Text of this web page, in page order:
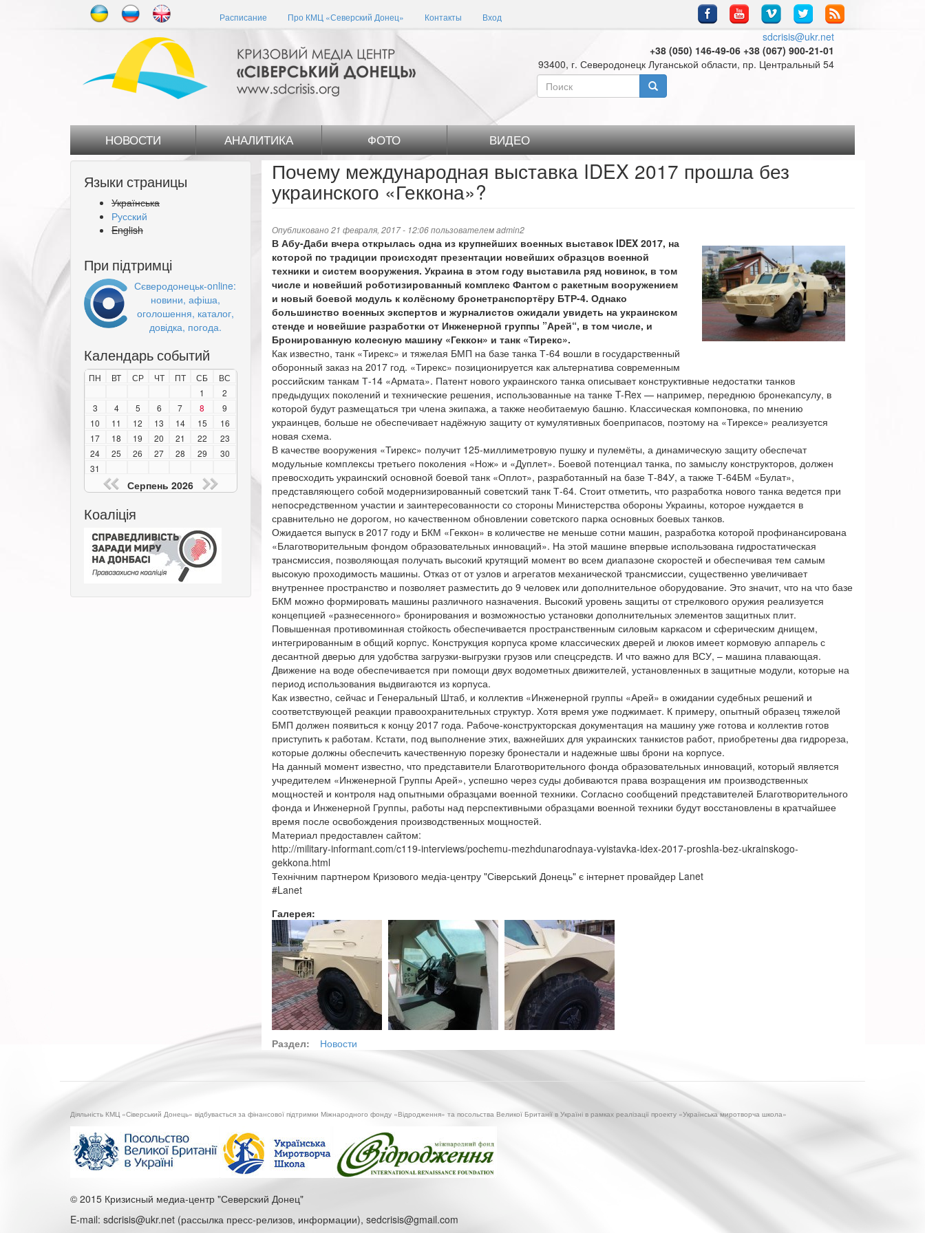
Расписание Про КМЦ «Северский Донец» Контакты Вход
sdcrisis@ukr.net
+38 (050) 146-49-06 +38 (067) 900-21-01
93400, г. Северодонецк Луганськой области, пр. Центральный 54
Форма
поиска
НОВОСТИ АНАЛИТИКА ФОТО ВИДЕО
Языки страницы
Українська
Русский
English
При підтримці
Сєверодонецьк-online:
новини, афіша,
оголошення, каталог,
довідка, погода.
Календарь событий
ПН ВТ СР ЧТ ПТ СБ
ВС
1
2
3
4 5 6 7 8
9
10
11 12 13 14 15
16
17
18 19 20 21 22
23
24
25 26 27 28 29
30
31
Серпень 2026
Коаліція
Почему международная выставка IDEX 2017 прошла без
украинского «Геккона»?
Опубликовано 21 февраля, 2017 - 12:06 пользователемadmin2
В Абу-Даби вчера открылась одна из крупнейших военных выставок IDEX 2017, на
которой по традиции происходят презентации новейших образцов военной
техники и систем вооружения. Украина в этом году выставила ряд новинок, в том
числе и новейший роботизированный комплекс Фантом с ракетным вооружением
и новый боевой модуль к колёсному бронетранспортёру БТР-4. Однако
большинство военных экспертов и журналистов ожидали увидеть на украинском
стенде и новейшие разработки от Инженерной группы ”Арей“, в том числе, и
Бронированную колесную машину «Геккон» и танк «Тирекс».
Как известно, танк «Тирекс» и тяжелая БМП на базе танка Т-64 вошли в государственный
оборонный заказ на 2017 год. «Тирекс» позиционируется как альтернатива современным
российским танкам Т-14 «Армата». Патент нового украинского танка описывает конструктивные недостатки танков
предыдущих поколений и технические решения, использованные на танке T-Rex — например, переднюю бронекапсулу, в
которой будут размещаться три члена экипажа, а также необитаемую башню. Классическая компоновка, по мнению
украинцев, больше не обеспечивает надёжную защиту от кумулятивных боеприпасов, поэтому на «Тирексе» реализуется
новая схема.
В качестве вооружения «Тирекс» получит 125-миллиметровую пушку и пулемёты, а динамическую защиту обеспечат
модульные комплексы третьего поколения «Нож» и «Дуплет». Боевой потенциал танка, по замыслу конструкторов, должен
превосходить украинский основной боевой танк «Оплот», разработанный на базе Т-84У, а также Т-64БМ «Булат»,
представляющего собой модернизированный советский танк Т-64. Стоит отметить, что разработка нового танка ведется при
непосредственном участии и заинтересованности со стороны Министерства обороны Украины, которое нуждается в
сравнительно не дорогом, но качественном обновлении советского парка основных боевых танков.
Ожидается выпуск в 2017 году и БКМ «Геккон» в количестве не меньше сотни машин, разработка которой профинансирована
«Благотворительным фондом образовательных инноваций». На этой машине впервые использована гидростатическая
трансмиссия, позволяющая получать высокий крутящий момент во всем диапазоне скоростей и обеспечивая тем самым
высокую проходимость машины. Отказ от от узлов и агрегатов механической трансмиссии, существенно увеличивает
внутреннее пространство и позволяет разместить до 9 человек или дополнительное оборудование. Это значит, что на что базе
БКМ можно формировать машины различного назначения. Высокий уровень защиты от стрелкового оружия реализуется
концепцией «разнесенного» бронирования и возможностью установки дополнительных элементов защитных плит.
Повышенная противоминная стойкость обеспечивается пространственным силовым каркасом и сферическим днищем,
интегрированным в общий корпус. Конструкция корпуса кроме классических дверей и люков имеет кормовую аппарель с
десантной дверью для удобства загрузки-выгрузки грузов или спецсредств. И что важно для ВСУ, – машина плавающая.
Движение на воде обеспечивается при помощи двух водометных движителей, установленных в защитные модули, которые на
период использования выдвигаются из корпуса.
Как известно, сейчас и Генеральный Штаб, и коллектив «Инженерной группы «Арей» в ожидании судебных решений и
соответствующей реакции правоохранительных структур. Хотя время уже поджимает. К примеру, опытный образец тяжелой
БМП должен появиться к концу 2017 года. Рабоче-конструкторская документация на машину уже готова и коллектив готов
приступить к работам. Кстати, под выполнение этих, важнейших для украинских танкистов работ, приобретены два гидрореза,
которые должны обеспечить качественную порезку бронестали и надежные швы брони на корпусе.
На данный момент известно, что представители Благотворительного фонда образовательных инноваций, который является
учредителем «Инженерной Группы Арей», успешно через суды добиваются права возращения им производственных
мощностей и контроля над опытными образцами военной техники. Согласно сообщений представителей Благотворительного
фонда и Инженерной Группы, работы над перспективными образцами военной техники будут восстановлены в кратчайшее
время после освобождения производственных мощностей.
Материал предоставлен сайтом:
http://military-informant.com/c119-interviews/pochemu-mezhdunarodnaya-vyistavka-idex-2017-proshla-bez-ukrainskogo-
gekkona.html
Технічним партнером Кризового медіа-центру "Сіверський Донець" є інтернет провайдер Lanet
#Lanet
Галерея:
Раздел: Новости
Діяльність КМЦ «Сіверський Донець» відбувається за фінансової підтримки Міжнародного фонду «Відродження» та посольства Великої Британії в Україні в рамках реалізації проекту «Українська миротворча школа»
© 2015 Кризисный медиа-центр "Северский Донец"
E-mail: sdcrisis@ukr.net (рассылка пресс-релизов, информации), sedcrisis@gmail.com